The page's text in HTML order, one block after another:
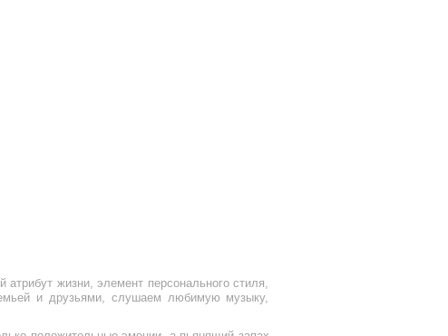
жизни, элемент персонального стиля,
и друзьями, слушаем любимую музыку,